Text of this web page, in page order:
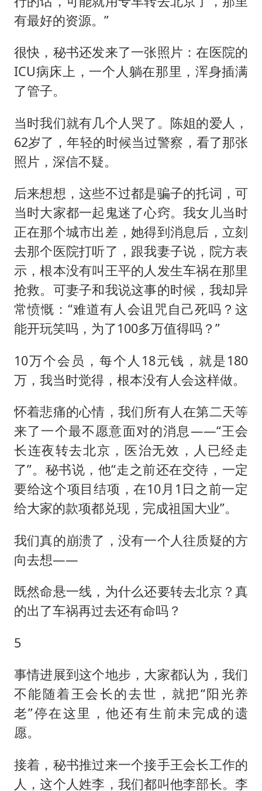
有最好的资源。”
很快，秘书还发来了一张照片：在医院的
ICU病床上，一个人躺在那里，浑身插满
了管子。
当时我们就有几个人哭了。陈姐的爱人，
62岁了，年轻的时候当过警察，看了那张
照片，深信不疑。
后来想想，这些不过都是骗子的托词，可
当时大家都一起鬼迷了心窍。我女儿当时
正在那个城市出差，她得到消息后，立刻
去那个医院打听了，跟我妻子说，院方表
示，根本没有叫王平的人发生车祸在那里
抢救。可妻子和我说这事的时候，我却异
常愤慨：“难道有人会诅咒自己死吗？这
能开玩笑吗，为了100多万值得吗？”
10万个会员，每个人18元钱，就是180
万，我当时觉得，根本没有人会这样做。
怀着悲痛的心情，我们所有人在第二天等
来了一个最不愿意面对的消息——“王会
长连夜转去北京，医治无效，人已经走
了”。秘书说，他“走之前还在交待，一定
要给这个项目结项，在10月1日之前一定
给大家的款项都兑现，完成祖国大业”。
我们真的崩溃了，没有一个人往质疑的方
向去想——
既然命悬一线，为什么还要转去北京？真
的出了车祸再过去还有命吗？
5
事情进展到这个地步，大家都认为，我们
不能随着王会长的去世，就把“阳光养
老”停在这里，他还有生前未完成的遗
愿。
接着，秘书推过来一个接手王会长工作的
人，这个人姓李，我们都叫他李部长。李